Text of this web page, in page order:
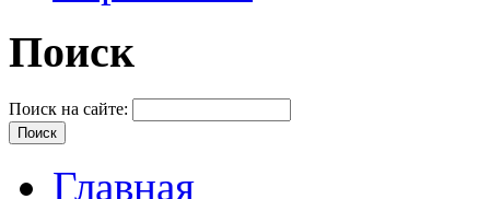
Поиск
Поиск на сайте:
Главная